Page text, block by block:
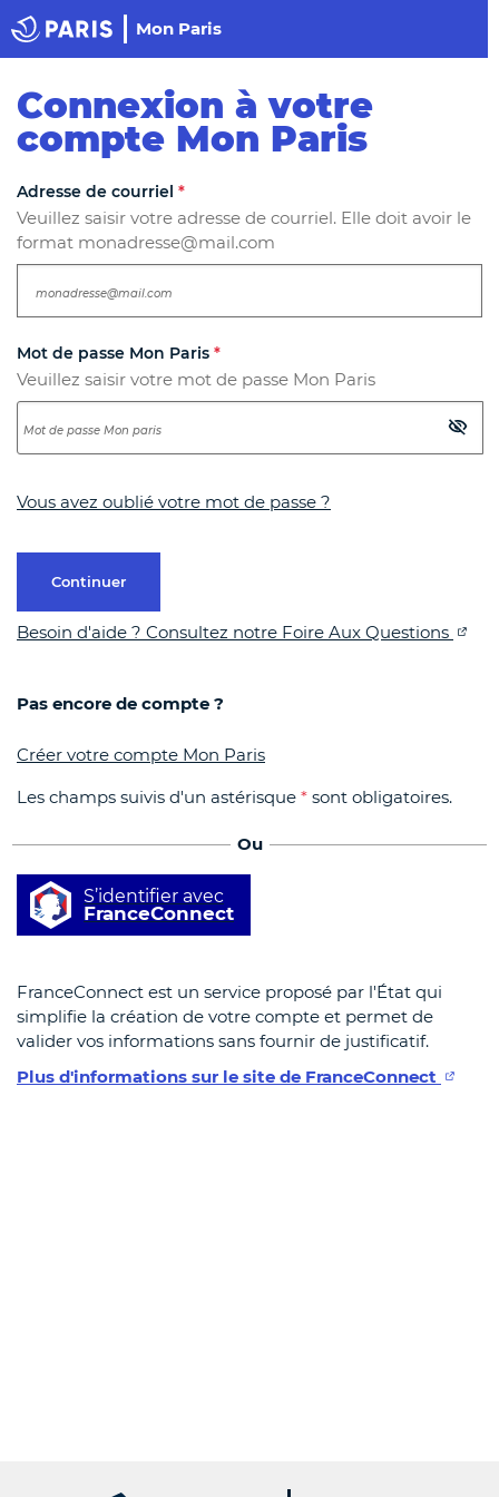
Paris
Mon Paris
Connexion à votre
compte Mon Paris
Adresse de courriel *
Veuillez saisir votre adresse de courriel. Elle doit avoir le
format monadresse@mail.com
Mot de passe Mon Paris *
Veuillez saisir votre mot de passe Mon Paris
Vous avez oublié votre mot de passe ?
Continuer
Besoin d'aide ? Consultez notre Foire Aux Questions
Pas encore de compte ?
Créer votre compte Mon Paris
Les champs suivis d'un astérisque * sont obligatoires.
Ou
S’identifier avec
FranceConnect
FranceConnect est un service proposé par l'État qui
simplifie la création de votre compte et permet de
valider vos informations sans fournir de justificatif.
Plus d'informations sur le site de FranceConnect